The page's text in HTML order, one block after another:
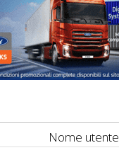
Nome utente